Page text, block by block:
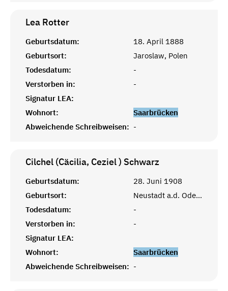
Lea Rotter
Geburtsdatum:
18. April 1888
Geburtsort:
Jaroslaw, Polen
Todesdatum:
-
Verstorben in:
-
Signatur LEA:
Wohnort:
Saarbrücken
Abweichende Schreibweisen: -
Cilchel (Cäcilia, Ceziel ) Schwarz
Geburtsdatum:
28. Juni 1908
Geburtsort:
Neustadt a.d. Oder, Schlesien
Todesdatum:
-
Verstorben in:
-
Signatur LEA:
Wohnort:
Saarbrücken
Abweichende Schreibweisen: -